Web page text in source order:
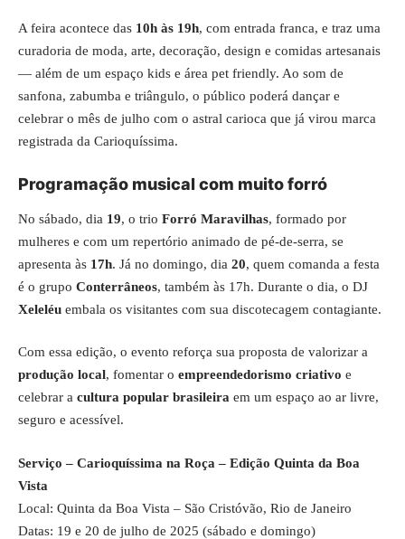
A feira acontece das 10h às 19h, com entrada franca, e traz uma
curadoria de moda, arte, decoração, design e comidas artesanais
— além de um espaço kids e área pet friendly. Ao som de
sanfona, zabumba e triângulo, o público poderá dançar e
celebrar o mês de julho com o astral carioca que já virou marca
registrada da Carioquíssima.
Programação musical com muito forró
No sábado, dia 19, o trio Forró Maravilhas, formado por
mulheres e com um repertório animado de pé-de-serra, se
apresenta às 17h. Já no domingo, dia 20, quem comanda a festa
é o grupo Conterrâneos, também às 17h. Durante o dia, o DJ
Xeleléu embala os visitantes com sua discotecagem contagiante.
Com essa edição, o evento reforça sua proposta de valorizar a
produção local, fomentar o empreendedorismo criativo e
celebrar a cultura popular brasileira em um espaço ao ar livre,
seguro e acessível.
Serviço – Carioquíssima na Roça – Edição Quinta da Boa
Vista
Local: Quinta da Boa Vista – São Cristóvão, Rio de Janeiro
Datas: 19 e 20 de julho de 2025 (sábado e domingo)